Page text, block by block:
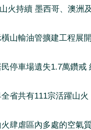
火持續 墨西哥、澳洲
山輸油管擴建工程展
停車場遺失1.7萬鑽戒
省共有111宗活躍山火
肆虐區內多處的空氣